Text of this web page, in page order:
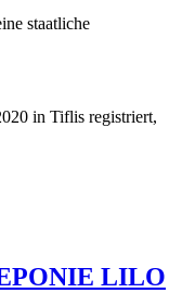
staatliche
in Tiflis registriert,
LILO